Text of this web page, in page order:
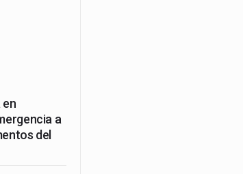
en
a
del